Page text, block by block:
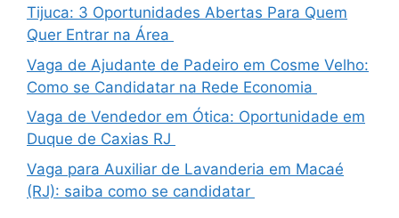
Tijuca: 3 Oportunidades Abertas Para Quem
Quer Entrar na Área
Vaga de Ajudante de Padeiro em Cosme Velho:
Como se Candidatar na Rede Economia
Vaga de Vendedor em Ótica: Oportunidade em
Duque de Caxias RJ
Vaga para Auxiliar de Lavanderia em Macaé
(RJ): saiba como se candidatar